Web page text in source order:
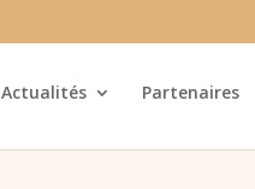
Actualités Partenaires